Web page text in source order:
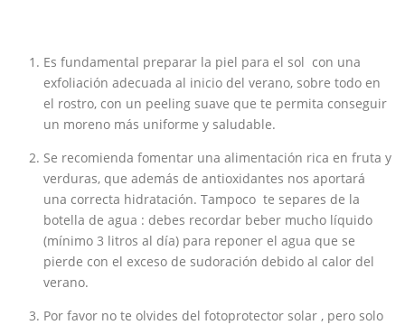
Es fundamental preparar la piel para el sol con una
exfoliación adecuada al inicio del verano, sobre todo en
el rostro, con un peeling suave que te permita conseguir
un moreno más uniforme y saludable.
Se recomienda fomentar una alimentación rica en fruta y
verduras, que además de antioxidantes nos aportará
una correcta hidratación. Tampoco te separes de la
botella de agua : debes recordar beber mucho líquido
(mínimo 3 litros al día) para reponer el agua que se
pierde con el exceso de sudoración debido al calor del
verano.
Por favor no te olvides del fotoprotector solar , pero solo